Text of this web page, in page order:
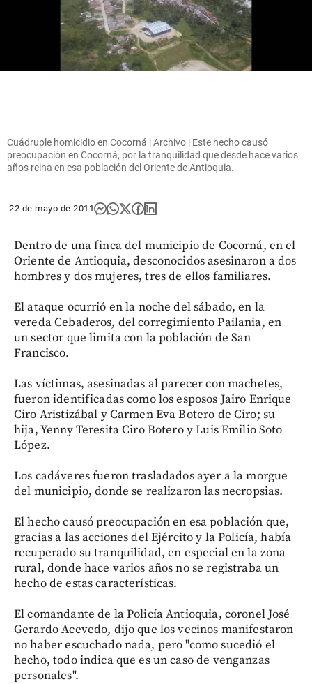
Cuádruple homicidio en Cocorná | Archivo | Este hecho causó
preocupación en Cocorná, por la tranquilidad que desde hace varios
años reina en esa población del Oriente de Antioquia.
22 de mayo de 2011
Dentro de una finca del municipio de Cocorná, en el
Oriente de Antioquia, desconocidos asesinaron a dos
hombres y dos mujeres, tres de ellos familiares.
El ataque ocurrió en la noche del sábado, en la
vereda Cebaderos, del corregimiento Pailania, en
un sector que limita con la población de San
Francisco.
Las víctimas, asesinadas al parecer con machetes,
fueron identificadas como los esposos Jairo Enrique
Ciro Aristizábal y Carmen Eva Botero de Ciro; su
hija, Yenny Teresita Ciro Botero y Luis Emilio Soto
López.
Los cadáveres fueron trasladados ayer a la morgue
del municipio, donde se realizaron las necropsias.
El hecho causó preocupación en esa población que,
gracias a las acciones del Ejército y la Policía, había
recuperado su tranquilidad, en especial en la zona
rural, donde hace varios años no se registraba un
hecho de estas características.
El comandante de la Policía Antioquia, coronel José
Gerardo Acevedo, dijo que los vecinos manifestaron
no haber escuchado nada, pero "como sucedió el
hecho, todo indica que es un caso de venganzas
personales".